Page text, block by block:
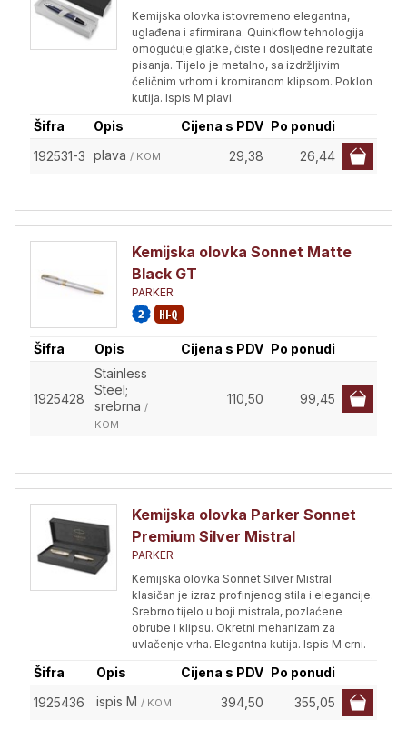
Kemijska olovka istovremeno elegantna,
uglađena i afirmirana. Quinkflow tehnologija
omogućuje glatke, čiste i dosljedne rezultate
pisanja. Tijelo je metalno, sa izdržljivim
čeličnim vrhom i kromiranom klipsom. Poklon
kutija. Ispis M plavi.
Šifra Opis Cijena s PDV Po ponudi
192531-3 plava / KOM 29,38 26,44
Kemijska olovka Sonnet Matte
Black GT
PARKER
Šifra Opis Cijena s PDV Po ponudi
1925428
Stainless
Steel;
srebrna /
KOM
110,50 99,45
Kemijska olovka Parker Sonnet
Premium Silver Mistral
PARKER
Kemijska olovka Sonnet Silver Mistral
klasičan je izraz profinjenog stila i elegancije.
Srebrno tijelo u boji mistrala, pozlaćene
obrube i klipsu. Okretni mehanizam za
uvlačenje vrha. Elegantna kutija. Ispis M crni.
Šifra Opis Cijena s PDV Po ponudi
1925436
ispis M / KOM 394,50 355,05